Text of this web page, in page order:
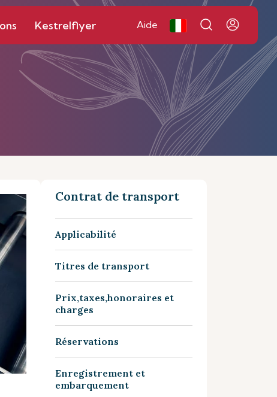
Kestrelflyer Aide
Contrat de transport
Applicabilité
Titres de transport
Prix,taxes,honoraires et
charges
Réservations
Enregistrement et
embarquement